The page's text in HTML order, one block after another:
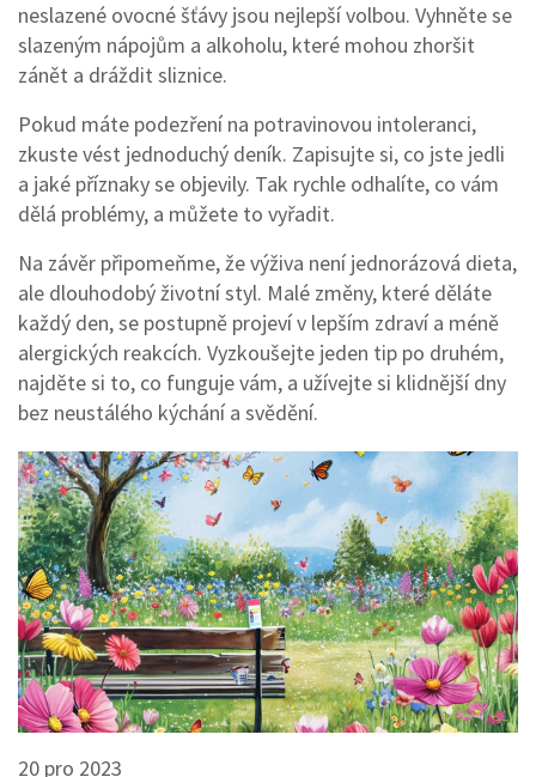
neslazené ovocné šťávy jsou nejlepší volbou. Vyhněte se
slazeným nápojům a alkoholu, které mohou zhoršit
zánět a dráždit sliznice.
Pokud máte podezření na potravinovou intoleranci,
zkuste vést jednoduchý deník. Zapisujte si, co jste jedli
a jaké příznaky se objevily. Tak rychle odhalíte, co vám
dělá problémy, a můžete to vyřadit.
Na závěr připomeňme, že výživa není jednorázová dieta,
ale dlouhodobý životní styl. Malé změny, které děláte
každý den, se postupně projeví v lepším zdraví a méně
alergických reakcích. Vyzkoušejte jeden tip po druhém,
najděte si to, co funguje vám, a užívejte si klidnější dny
bez neustálého kýchání a svědění.
20 pro 2023